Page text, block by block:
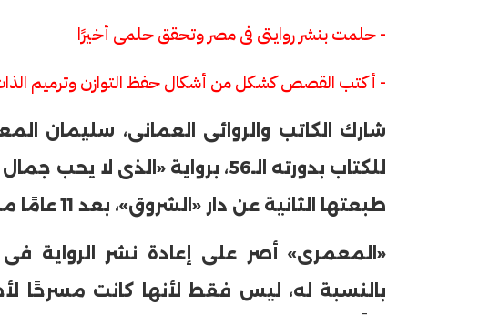
- حلمت بنشر روايتى فى مصر وتحقق حلمى أخيرًا
- أكتب القصص كشكل من أشكال حفظ التوازن وترميم
شارك الكاتب والروائى العمانى، سليمان
للكتاب بدورته الـ56، برواية
طبعتها الثانية عن دار «الشروق»، بعد 11 عامًا من صدور طبعتها الأولى.
«المعمرى» أصر على إعادة نشر الرواية
بالنسبة له، ليس فقط لأنها كانت مسرحًا